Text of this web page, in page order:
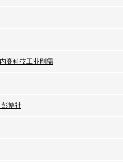
高科技工业刚需
博社